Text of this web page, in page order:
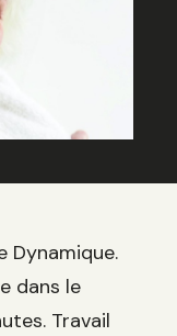
Dynamique.
dans le
Travail